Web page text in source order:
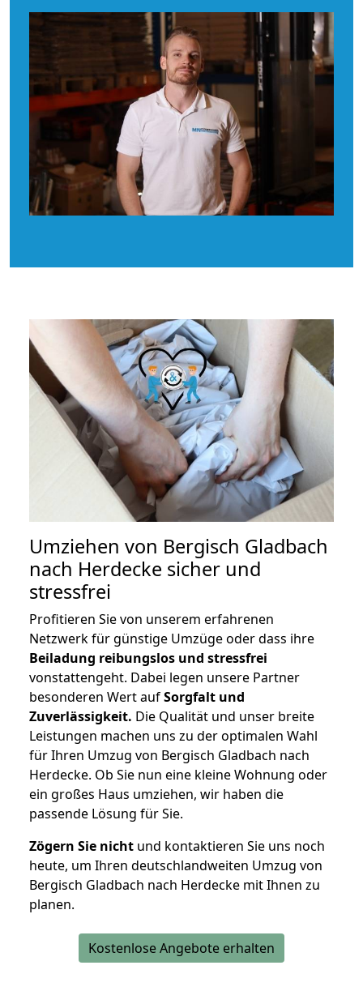
Umziehen von Bergisch Gladbach
nach Herdecke sicher und
stressfrei
Profitieren Sie von unserem erfahrenen
Netzwerk für günstige Umzüge oder dass ihre
Beiladung reibungslos und stressfrei
vonstattengeht. Dabei legen unsere Partner
besonderen Wert aufSorgfalt und
Zuverlässigkeit. Die Qualität und unser breite
Leistungen machen uns zu der optimalen Wahl
für Ihren Umzug von Bergisch Gladbach nach
Herdecke. Ob Sie nun eine kleine Wohnung oder
ein großes Haus umziehen, wir haben die
passende Lösung für Sie.
Zögern Sie nicht und kontaktieren Sie uns noch
heute, um Ihren deutschlandweiten Umzug von
Bergisch Gladbach nach Herdecke mit Ihnen zu
planen.
Kostenlose Angebote erhalten